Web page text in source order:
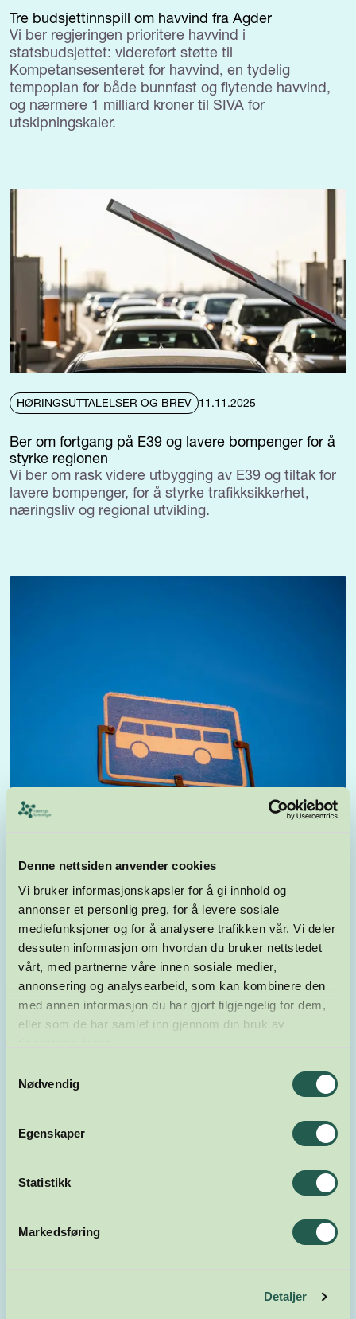
Denne nettsiden anvender cookies
Vi bruker informasjonskapsler for å gi innhold og
annonser et personlig preg, for å levere sosiale
mediefunksjoner og for å analysere trafikken vår. Vi deler
dessuten informasjon om hvordan du bruker nettstedet
vårt, med partnerne våre innen sosiale medier,
annonsering og analysearbeid, som kan kombinere den
med annen informasjon du har gjort tilgjengelig for dem,
eller som de har samlet inn gjennom din bruk av
Nødvendig
Egenskaper
Statistikk
Markedsføring
Detaljer
Tre budsjettinnspill om havvind fra Agder
Vi ber regjeringen prioritere havvind i
statsbudsjettet: videreført støtte til
Kompetansesenteret for havvind, en tydelig
tempoplan for både bunnfast og flytende havvind,
og nærmere 1 milliard kroner til SIVA for
utskipningskaier.
HØRINGSUTTALELSER OG BREV 11.11.2025
Ber om fortgang på E39 og lavere bompenger for å
styrke regionen
Vi ber om rask videre utbygging av E39 og tiltak for
lavere bompenger, for å styrke trafikksikkerhet,
næringsliv og regional utvikling.
HØRINGSUTTALELSER OG BREV 10.10.2025
Støtter bussgate – ber om bylivsfokus og dialog
med næringslivet
Næringsforeningen støtter ny bussgate i
Dronningensgate, men understreker behovet for tett